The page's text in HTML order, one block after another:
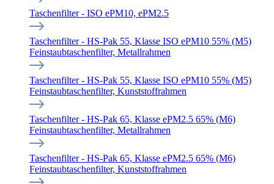
Taschenfilter - ISO ePM10, ePM2.5
Taschenfilter - HS-Pak 55, Klasse ISO ePM10 55% (M5)
Feinstaubtaschenfilter, Metallrahmen
Taschenfilter - HS-Pak 55, Klasse ISO ePM10 55% (M5)
Feinstaubtaschenfilter, Kunststoffrahmen
Taschenfilter - HS-Pak 65, Klasse ePM2.5 65% (M6)
Feinstaubtaschenfilter, Metallrahmen
Taschenfilter - HS-Pak 65, Klasse ePM2.5 65% (M6)
Feinstaubtaschenfilter, Kunststoffrahmen